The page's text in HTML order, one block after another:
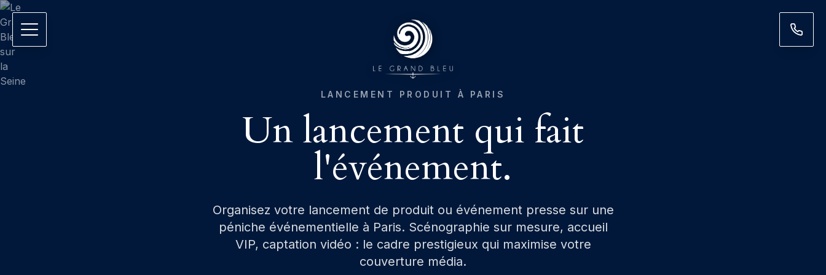
LANCEMENT PRODUIT À PARIS
Un lancement qui fait
l'événement.
Organisez votre lancement de produit ou événement presse sur une
péniche événementielle à Paris. Scénographie sur mesure, accueil
VIP, captation vidéo : le cadre prestigieux qui maximise votre
couverture média.